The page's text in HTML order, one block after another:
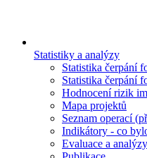
Statistiky a analýzy
Statistika čerpání
Statistika čerpání
Hodnocení rizik
Mapa projektů
Seznam operací
Indikátory - co
Evaluace a